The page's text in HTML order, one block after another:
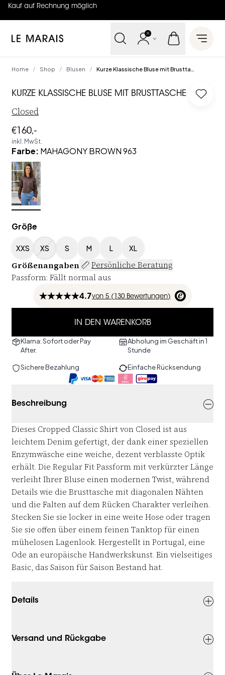
Kauf auf Rechnung möglich
4.7 von 5 (130 Bewertungen
Le Marais Open
Home / Shop / Blusen /
KURZE KLASSISCHE BLUSE MIT BRUSTTASCHE Log
Closed
€160,-
inkl. MwSt.
Farbe: MAHAGONY BROWN 963
Größe
XXS XS S M L XL
Größenangaben
Persönliche Beratung
Passform: Fällt normal aus
4.7von 5 ( 130 Bewertungen)
IN DEN WARENKORB
Klarna: Sofort oder Pay
After.
Abholung im Geschäft in 1
Stunde
Sichere Bezahlung Einfache Rücksendung
Beschreibung
Dieses Cropped Classic Shirt von Closed ist aus
leichtem Denim gefertigt, der dank einer speziellen
Enzymwäsche eine weiche, dezent verblasste Optik
erhält. Die Regular Fit Passform mit verkürzter Länge
verleiht Ihrer Bluse einen modernen Twist, während
Details wie die Brusttasche mit diagonalen Nähten
und die Falten auf dem Rücken Charakter verleihen.
Stecken Sie sie locker in eine weite Hose oder tragen
Sie sie offen über einem feinen Tanktop für einen
mühelosen Lagenlook. Hergestellt in Portugal, eine
Ode an europäische Handwerkskunst. Ein vielseitiges
Basic, das Saison für Saison Bestand hat.
Details
Versand und Rückgabe